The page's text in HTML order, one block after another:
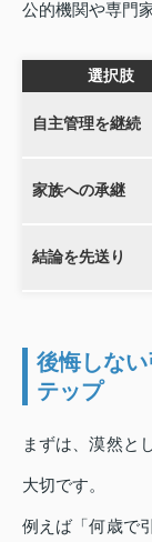
公的機関や専門
選択肢
自主管理を継続
家族への承継
結論を先送り
後悔しな
テップ
まずは、漠然と
大切です。
例えば「何歳で